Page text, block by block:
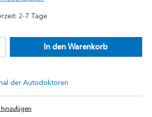
2-7 Tage
In den Warenkorb